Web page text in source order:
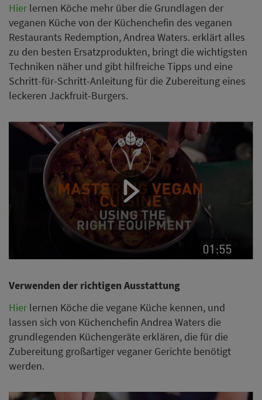
Hier lernen Köche mehr über die Grundlagen der
veganen Küche von der Küchenchefin des veganen
Restaurants Redemption, Andrea Waters. erklärt alles
zu den besten Ersatzprodukten, bringt die wichtigsten
Techniken näher und gibt hilfreiche Tipps und eine
Schritt-für-Schritt-Anleitung für die Zubereitung eines
leckeren Jackfruit-Burgers.
Verwenden der richtigen Ausstattung
Hier lernen Köche die vegane Küche kennen, und
lassen sich von Küchenchefin Andrea Waters die
grundlegenden Küchengeräte erklären, die für die
Zubereitung großartiger veganer Gerichte benötigt
werden.